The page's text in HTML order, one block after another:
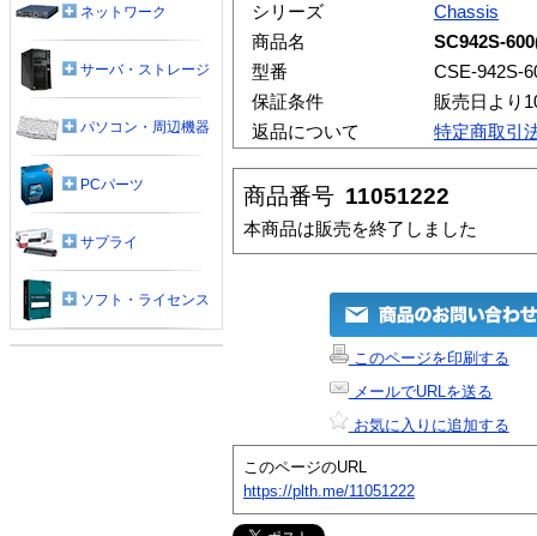
シリーズ
Chassis
商品名
SC942S-
型番
CSE-942S-
保証条件
販売日より
返品について
特定商取引
商品番号 11051222
本商品は販売を終了しました
このページを印刷する
メールでURLを送る
お気に入りに追加する
このページのURL
https://plth.me/11051222
ネットワーク
サーバ・ストレージ
パソコン・周辺機器
PCパーツ
サプライ
ソフト・ライセンス